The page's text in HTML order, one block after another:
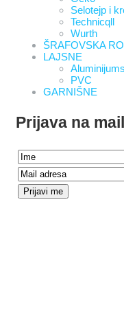
Selotejp i
Technicqll
Wurth
ŠRAFOVSKA
LAJSNE
PVC
GARNIŠNE
Prijava na